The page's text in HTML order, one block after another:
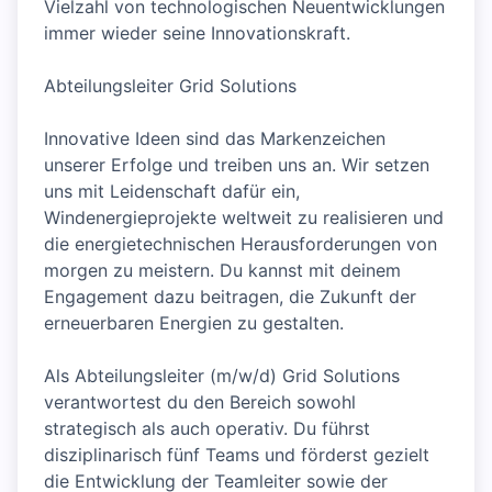
Vielzahl von technologischen Neuentwicklungen
immer wieder seine Innovationskraft.
Abteilungsleiter Grid Solutions
Innovative Ideen sind das Markenzeichen
unserer Erfolge und treiben uns an. Wir setzen
uns mit Leidenschaft dafür ein,
Windenergieprojekte weltweit zu realisieren und
die energietechnischen Herausforderungen von
morgen zu meistern. Du kannst mit deinem
Engagement dazu beitragen, die Zukunft der
erneuerbaren Energien zu gestalten.
Als Abteilungsleiter (m/w/d) Grid Solutions
verantwortest du den Bereich sowohl
strategisch als auch operativ. Du führst
disziplinarisch fünf Teams und förderst gezielt
die Entwicklung der Teamleiter sowie der